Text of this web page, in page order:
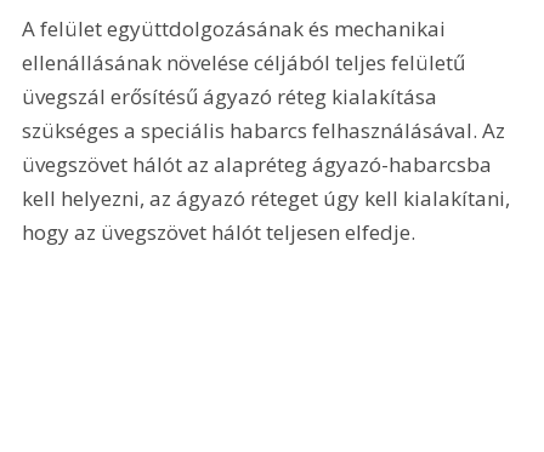
A felület együttdolgozásának és mechanikai
ellenállásának növelése céljából teljes felületű
üvegszál erősítésű ágyazó réteg kialakítása
szükséges a speciális habarcs felhasználásával. Az
üvegszövet hálót az alapréteg ágyazó-habarcsba
kell helyezni, az ágyazó réteget úgy kell kialakítani,
hogy az üvegszövet hálót teljesen elfedje.